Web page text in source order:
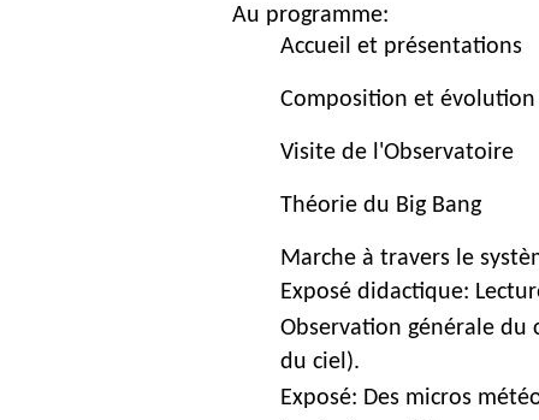
Au programme:
Accueil et présentations
Composition et
Visite de l'Observatoire
Théorie du Big Bang
Marche à travers le
Exposé didactique:
Observation générale
du ciel).
Exposé: Des micros